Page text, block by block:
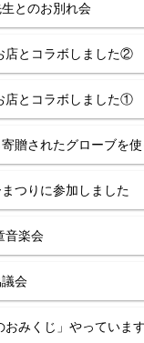
とのお別れ会
店とコラボしました②
店とコラボしました①
贈されたグローブを
つりに参加しました
音楽会
会
おみくじ」やっています